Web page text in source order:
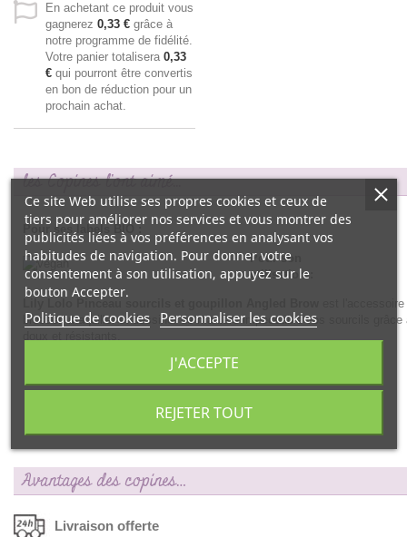
En achetant ce produit vous
gagnerez 0,33 € grâce à
notre programme de fidélité.
Votre panier totalisera 0,33
€ qui pourront être convertis
en bon de réduction pour un
prochain achat.
les Copines l'ont aimé...
Pour ses labels BIO :
Pour son
utilisation :
Lily Lolo Pinceau sourcils et goupillon Angled Brow
est
brosser, maquiller et dessiner de manière impeccable vos sourcils
Avantages des copines…
Livraison offerte
Ce site Web utilise ses propres cookies et ceux de
tiers pour améliorer nos services et vous montrer des
publicités liées à vos préférences en analysant vos
habitudes de navigation. Pour donner votre
consentement à son utilisation, appuyez sur le
bouton Accepter.
Politique de cookies Personnaliser les cookies
REJETER TOUT
J'ACCEPTE